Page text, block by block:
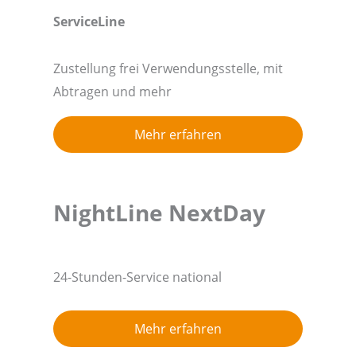
ServiceLine
Zustellung frei Verwendungsstelle, mit
Abtragen und mehr
Mehr erfahren
NightLine NextDay
24-Stunden-Service national
Mehr erfahren